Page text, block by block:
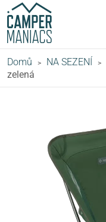
Domů > NA SEZENÍ >
zelená